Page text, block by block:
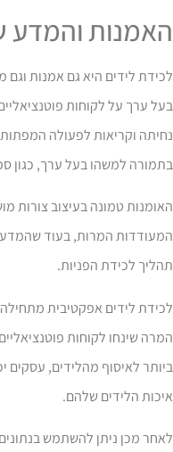
והמדע
לידים היא גם אמנות וגם
ערך על לקוחות
וקריאות לפעולה
למשהו בעל ערך, כגון ספר
טמונה בעיצוב צורות
המרות, בעוד שהמדע
לכידת הפניות.
לידים אפקטיבית מתחילה
שינחו לקוחות פוטנציאליים
לאיסוף מהלידים, עסקים
הלידים שלהם.
מכן ניתן להשתמש